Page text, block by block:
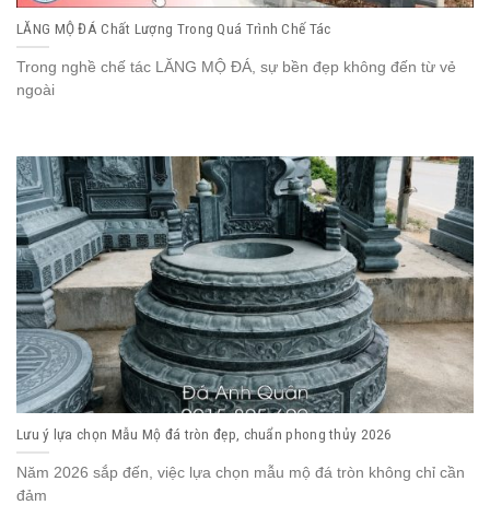
LĂNG MỘ ĐÁ Chất Lượng Trong Quá Trình Chế Tác
Trong nghề chế tác LĂNG MỘ ĐÁ, sự bền đẹp không đến từ vẻ
ngoài
Lưu ý lựa chọn Mẫu Mộ đá tròn đẹp, chuẩn phong thủy 2026
Năm 2026 sắp đến, việc lựa chọn mẫu mộ đá tròn không chỉ cần
đảm